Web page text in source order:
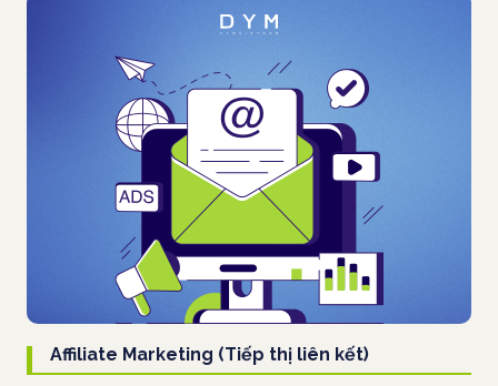
Affiliate Marketing (Tiếp thị liên kết)